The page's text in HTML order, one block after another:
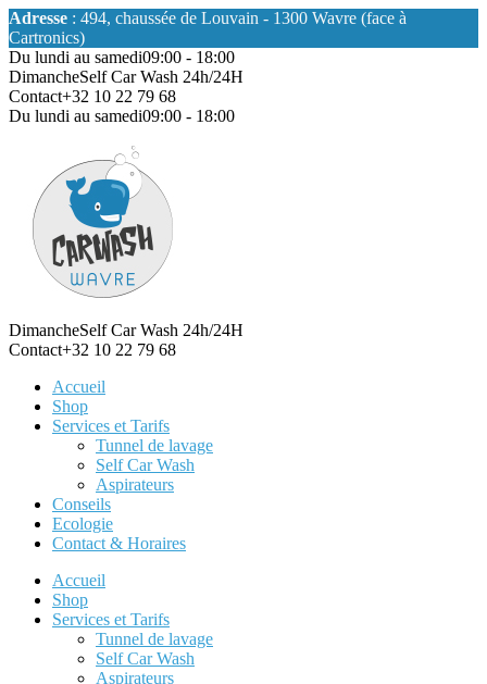
Adresse : 494, chaussée de Louvain - 1300 Wavre (face à
Cartronics)
Du lundi au samedi09:00 - 18:00
DimancheSelf Car Wash 24h/24H
Contact+32 10 22 79 68
Du lundi au samedi09:00 - 18:00
DimancheSelf Car Wash 24h/24H
Contact+32 10 22 79 68
Accueil
Shop
Services et Tarifs
Tunnel de lavage
Self Car Wash
Aspirateurs
Conseils
Ecologie
Contact & Horaires
Accueil
Shop
Services et Tarifs
Tunnel de lavage
Self Car Wash
Aspirateurs